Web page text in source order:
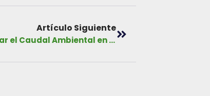
Artículo Siguiente
Manual Teórico – Práctico para determinar el Caudal Ambiental en las cuencas hidrográficas de los Ríos Chiriquí Viejo (102) y Chiriquí (108), y Evaluación de la Disponibilidad Hídrica (Oferta y Demanda Hidrológica) en las cuencas hidrográficas de los Ríos